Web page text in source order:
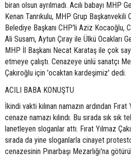
biran olsun ayrılmadı. Acılı babayı MHP
Kenan Tanrıkulu, MHP Grup Başkanvekili
Belediye Başkanı CHP'li Aziz Kocaoğlu,
Ali Susam, Aytun Çıray ile Ülkü Ocakları
MHP İl Başkanı Necat Karataş ile çok
etmeye çalıştı. Cenazeye ünlü sanatçı
Çakıroğlu için 'ocaktan kardeşimiz' dedi.
ACILI BABA KONUŞTU
İkindi vakti kılınan namazın ardından Fırat
cenaze namazı kılındı. Bu sırada sık
lanetleyen sloganlar attı. Fırat Yılmaz
sırada da yine sloganlarla cinayet
cenazesinin Pınarbaşı Mezarlığı'na